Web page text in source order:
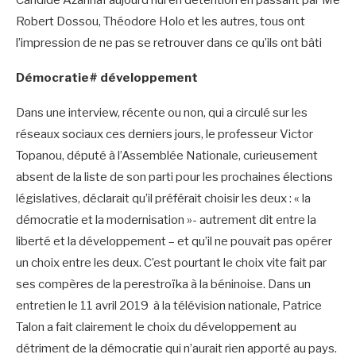
Robert Dossou, Théodore Holo et les autres, tous ont
l’impression de ne pas se retrouver dans ce qu’ils ont bâti
Démocratie# développement
Dans une interview, récente ou non, qui a circulé sur les
réseaux sociaux ces derniers jours, le professeur Victor
Topanou, député à l’Assemblée Nationale, curieusement
absent de la liste de son parti pour les prochaines élections
législatives, déclarait qu’il préférait choisir les deux : « la
démocratie et la modernisation »- autrement dit entre la
liberté et la développement – et qu’il ne pouvait pas opérer
un choix entre les deux. C’est pourtant le choix vite fait par
ses compères de la perestroïka à la béninoise. Dans un
entretien le 11 avril 2019 à la télévision nationale, Patrice
Talon a fait clairement le choix du développement au
détriment de la démocratie qui n’aurait rien apporté au pays.